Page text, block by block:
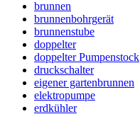
brunnen
brunnenbohrgerät
brunnenstube
doppelter
doppelter Pumpenstock
druckschalter
eigener gartenbrunnen
elektropumpe
erdkühler